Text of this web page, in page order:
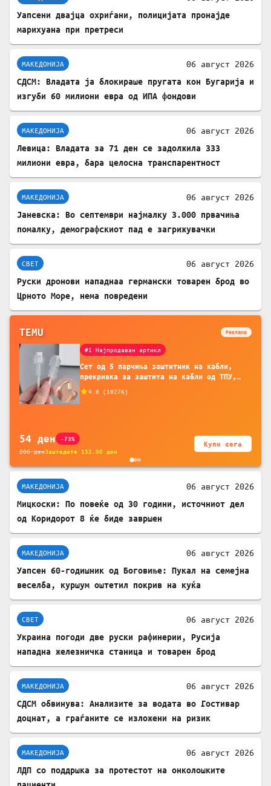
Уапсени двајца охриѓани, полицијата пронајде
марихуана при претреси
МАКЕДОНИЈА 06 август 2026
СДСМ: Владата ја блокираше пругата кон Бугарија и
изгуби 60 милиони евра од ИПА фондови
МАКЕДОНИЈА 06 август 2026
Левица: Владата за 71 ден се задолжила 333
милиони евра, бара целосна транспарентност
МАКЕДОНИЈА 06 август 2026
Јаневска: Во септември најмалку 3.000 првачиња
помалку, демографскиот пад е загрижувачки
СВЕТ 06 август 2026
Руски дронови нападнаа германски товарен брод во
Црното Море, нема повредени
TEMU Реклама
#1 Најпродаван артикл
Сет од 5 парчиња заштитник на кабли,
прекривка за заштита на кабли од ТПУ,
додатоци за заштита на кабли, без
батерија, за мобилни телефони, комплет
4.8 ( 10276)
54 ден -73%
206денЗаштедете 152.00 ден
Купи сега
МАКЕДОНИЈА 06 август 2026
Мицкоски: По повеќе од 30 години, источниот дел
од Коридорот 8 ќе биде завршен
МАКЕДОНИЈА 06 август 2026
Уапсен 60-годишник од Боговиње: Пукал на семејна
веселба, куршум оштетил покрив на куќа
СВЕТ 06 август 2026
Украина погоди две руски рафинерии, Русија
нападна железничка станица и товарен брод
МАКЕДОНИЈА 06 август 2026
СДСМ обвинува: Анализите за водата во Гостивар
доцнат, а граѓаните се изложени на ризик
МАКЕДОНИЈА 06 август 2026
ЛДП со поддршка за протестот на онколошките